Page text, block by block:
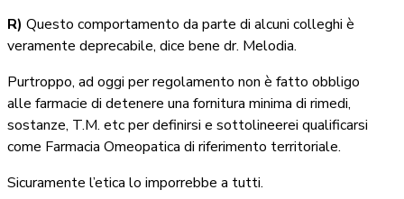
R) Questo comportamento da parte di alcuni colleghi è
veramente deprecabile, dice bene dr. Melodia.
Purtroppo, ad oggi per regolamento non è fatto obbligo
alle farmacie di detenere una fornitura minima di rimedi,
sostanze, T.M. etc per definirsi e sottolineerei qualificarsi
come Farmacia Omeopatica di riferimento territoriale.
Sicuramente l’etica lo imporrebbe a tutti.